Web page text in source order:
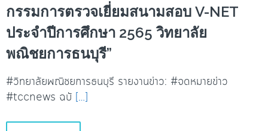
กรรมการตรวจเยี่ยมสนามสอบ V-NET
ประจำปีการศึกษา 2565 วิทยาลัย
พณิชยการธนบุรี”
#วิทยาลัยพณิชยการธนบุรี รายงานข่าว: #จดหมายข่าว
#tccnews ฉบั […]